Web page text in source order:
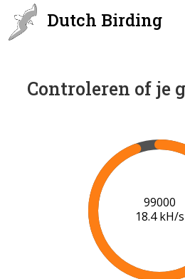
Dutch Birding
Controleren of je
101000
18.5 kH/s